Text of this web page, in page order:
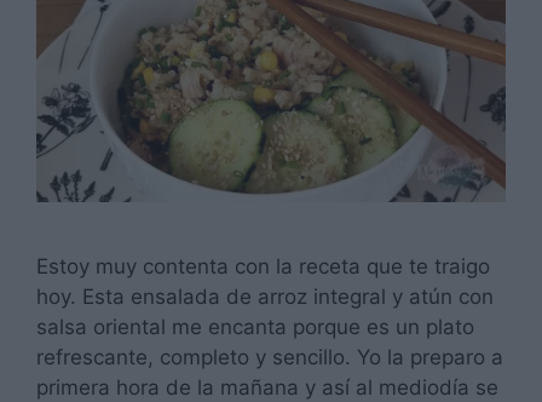
Estoy muy contenta con la receta que te traigo
hoy. Esta ensalada de arroz integral y atún con
salsa oriental me encanta porque es un plato
refrescante, completo y sencillo. Yo la preparo a
primera hora de la mañana y así al mediodía se